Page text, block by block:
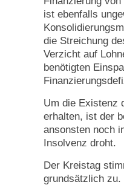
ist ebenfalls
die Streichung
Verzicht auf
benötigten
Um die Existenz
erhalten, ist der
ansonsten noch
Insolvenz droht.
Der Kreistag
grundsätzlich